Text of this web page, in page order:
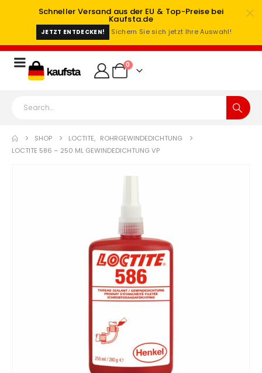
Schneller Versand aus der EU & Top-Preise bei
Kaufsta.de
JETZT ENTDECKEN! Sichern Sie sich jetzt Ihre Auswahl!
0
SHOP LOCTITE, ROHRGEWINDEDICHTUNG
LOCTITE 586 – 250 ML GEWINDEDICHTUNG VP